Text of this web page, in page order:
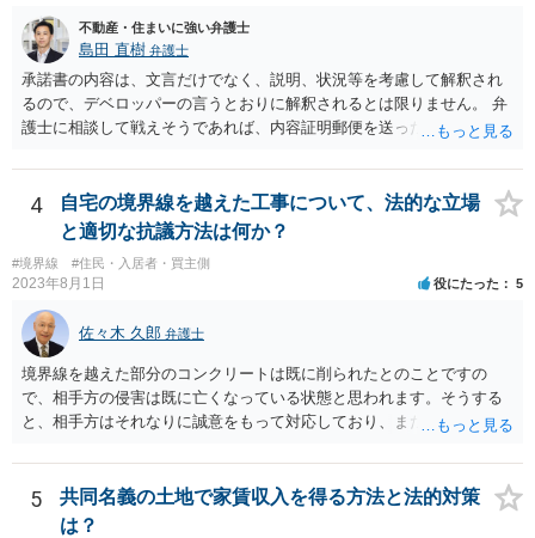
不動産・住まいに強い弁護士
島田 直樹 弁護士
承諾書の内容は、文言だけでなく、説明、状況等を考慮して解釈され
るので、デベロッパーの言うとおりに解釈されるとは限りません。 弁
護士に相談して戦えそうであれば、内容証明郵便を送ったうえで、デ
4
自宅の境界線を越えた工事について、法的な立場
と適切な抗議方法は何か？
#境界線 #住民・入居者・買主側
2023年8月1日 役にたった 5
佐々木 久郎 弁護士
境界線を越えた部分のコンクリートは既に削られたとのことですの
で、相手方の侵害は既に亡くなっている状態と思われます。そうする
と、相手方はそれなりに誠意をもって対応しており、また、実際に相
は使用料や損害賠償の請求をすることは難しいと考えられます。ここ
から先は、現場を見る等して具体的な事実関係を踏まえなければ判断
が難しいので、本法律相談では対応が難しいです。
5
共同名義の土地で家賃収入を得る方法と法的対策
は？